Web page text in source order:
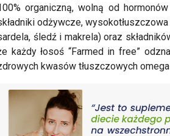
organiczną, wolną od
odżywcze,
śledź i makrela) oraz
każdy łosoś “Farmed in free”
kwasów tłuszczowych